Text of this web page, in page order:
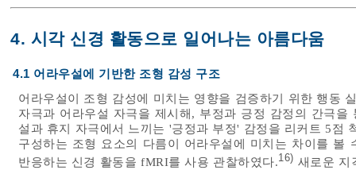
4. 시각 신경 활동으로 일어나는 아름다움
4.1 어라우설에 기반한 조형 감성 구조
어라우설이 조형 감성에 미치는 영향을 검증하기 위한 행동
자극과 어라우설 자극을 제시해, 부정과 긍정 감정의 간극
설과 휴지 자극에서 느끼는 '긍정과 부정' 감정을 리커트 5점
구성하는 조형 요소의 다름이 어라우설에 미치는 차이를
반응하는 신경 활동을 fMRI를 사용 관찰하였다.16) 새로운 지